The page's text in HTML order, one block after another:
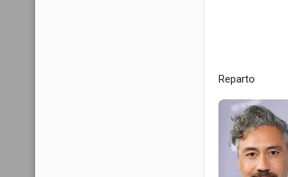
Reparto